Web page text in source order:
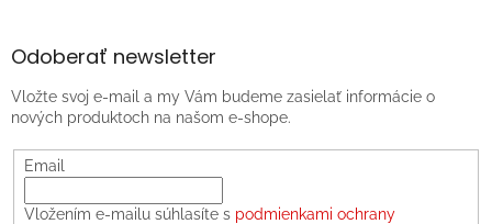
Odoberať newsletter
Vložte svoj e-mail a my Vám budeme zasielať informácie o
nových produktoch na našom e-shope.
Email
Vložením e-mailu súhlasíte s podmienkami ochrany